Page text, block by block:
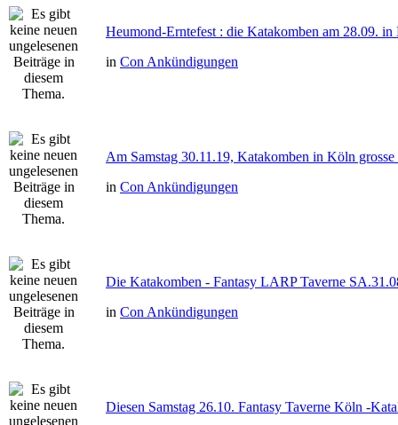
Heumond-Erntefest : die Katakomben am 28.09.
in Con Ankündigungen
Am Samstag 30.11.19, Katakomben in Köln
in Con Ankündigungen
Die Katakomben - Fantasy LARP Taverne
in Con Ankündigungen
Diesen Samstag 26.10. Fantasy Taverne Köln -